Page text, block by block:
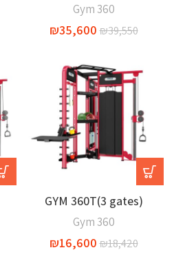
Gym 360
₪39,550
₪35,600
GYM 360T(3 gates)
Gym 360
₪18,420
₪16,600